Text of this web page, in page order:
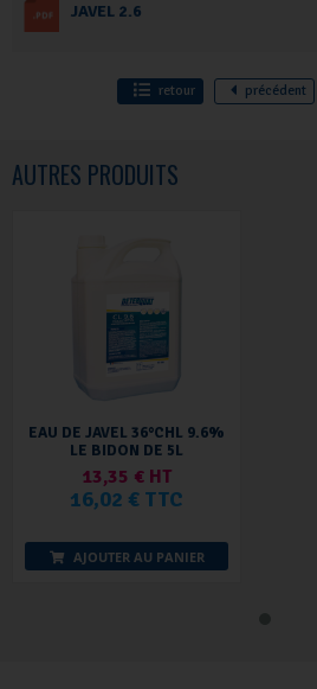
JAVEL 2.6
retour précédent
AUTRES PRODUITS
EAU DE JAVEL 36°CHL 9.6%
LE BIDON DE 5L
13,35 € HT
16,02 € TTC
AJOUTER AU PANIER